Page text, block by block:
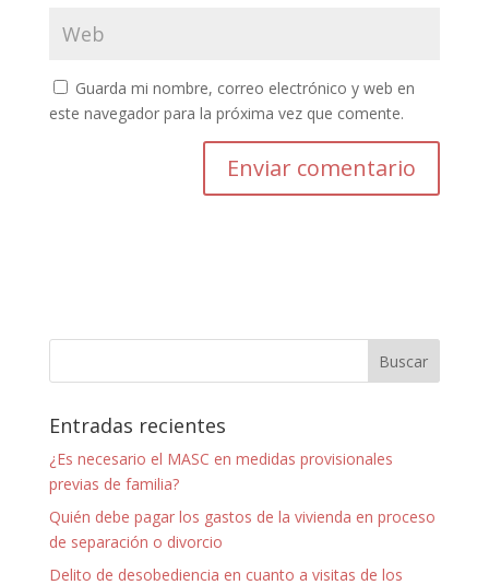
Guarda mi nombre, correo electrónico y web en
este navegador para la próxima vez que comente.
Entradas recientes
¿Es necesario el MASC en medidas provisionales
previas de familia?
Quién debe pagar los gastos de la vivienda en proceso
de separación o divorcio
Delito de desobediencia en cuanto a visitas de los